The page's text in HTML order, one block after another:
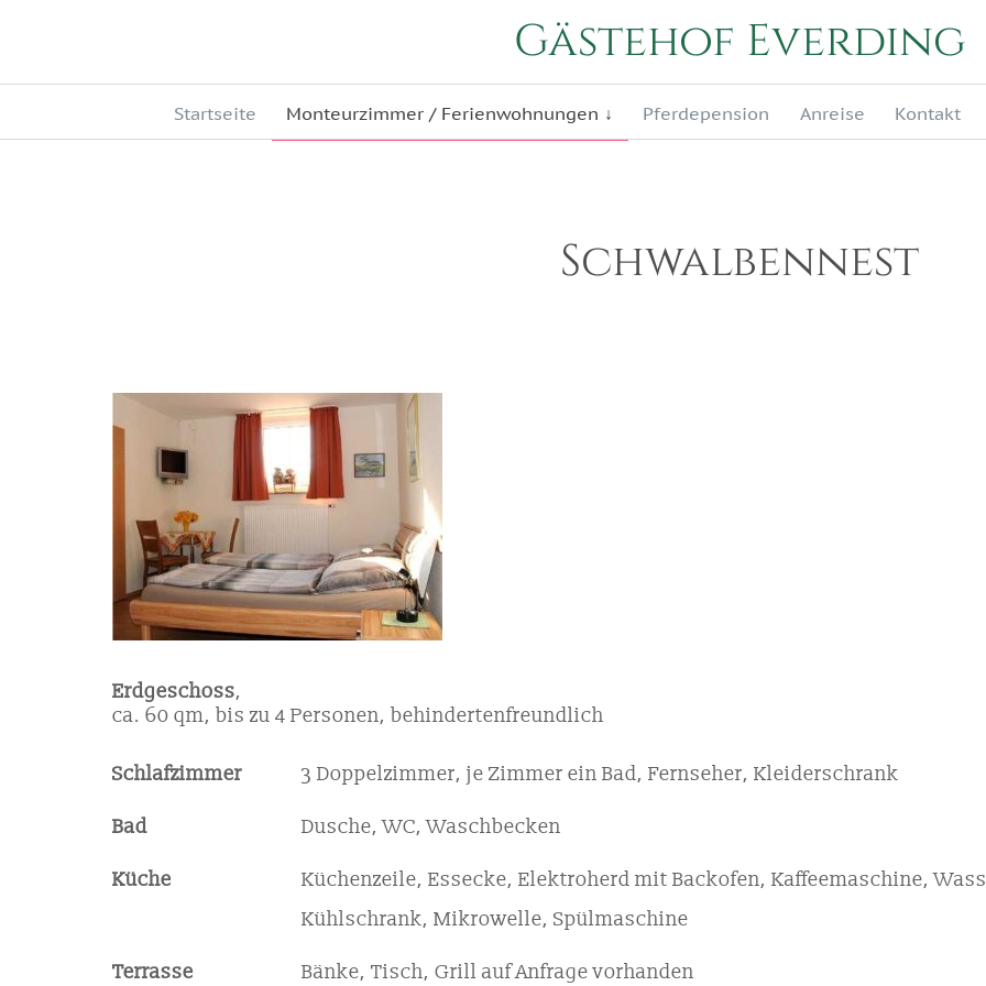
Gästehof Everding
to
content
Startseite Monteurzimmer / Ferienwohnungen Pferdepension Anreise Kontakt
Schwalbennest
Erdgeschoss,
ca. 60 qm, bis zu 4 Personen, behindertenfreundlich
Schlafzimmer 3 Doppelzimmer, je Zimmer ein Bad, Fernseher, Kleiderschrank
Bad Dusche, WC, Waschbecken
Küche
Küchenzeile, Essecke, Elektroherd mit Backofen, Kaffeemaschine,
Kühlschrank, Mikrowelle, Spülmaschine
Terrasse Bänke, Tisch, Grill auf Anfrage vorhanden